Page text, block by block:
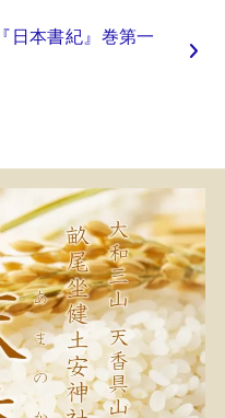
日本書紀』巻第一